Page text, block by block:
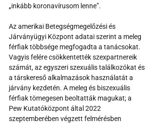
„inkább koronavírusom lenne”.
Az amerikai Betegségmegelőzési és
Járványügyi Központ adatai szerint a meleg
férfiak többsége megfogadta a tanácsokat.
Vagyis felére csökkentették szexpartnereik
számát, az egyszeri szexuális találkozókat és
a társkereső alkalmazások használatát a
járvány kezdetén. A meleg és biszexuális
férfiak tömegesen beoltatták magukat; a
Pew Kutatóközpont által 2022
szeptemberében végzett felmérésben